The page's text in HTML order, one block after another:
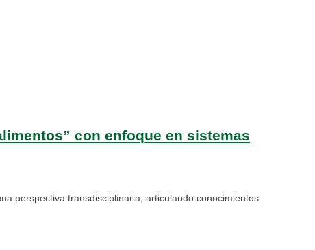
con enfoque en sistemas
perspectiva transdisciplinaria, articulando conocimientos